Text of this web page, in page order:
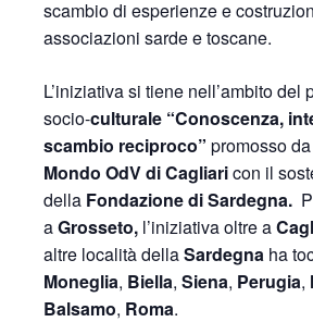
scambio di esperienze e
associazioni sarde e toscane.
L’iniziativa si tiene nell’ambito del
socio-culturale “Conoscenza,
scambio reciproco” promosso da
Mondo OdV di Cagliaricon il
della Fondazione di Sardegna.
aGrosseto, l’iniziativa oltre a
altre località dellaSardegna ha
Moneglia, Biella, Siena, Perugia,
Balsamo, Roma.